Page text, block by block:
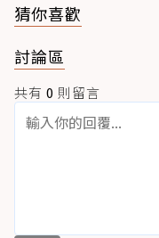
猜你喜歡
討論區
共有 0 則留言